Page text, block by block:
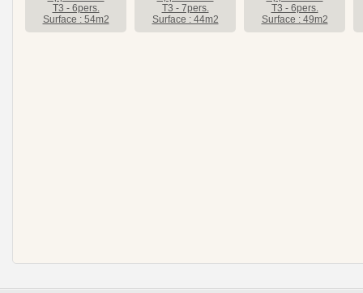
T3 - 6pers.
Surface : 54m2
T3 - 7pers.
Surface : 44m2
T3 - 6pers.
Surface : 49m2